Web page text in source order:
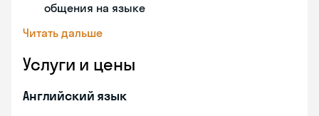
общения на языке
Читать дальше
Услуги и цены
Английский язык